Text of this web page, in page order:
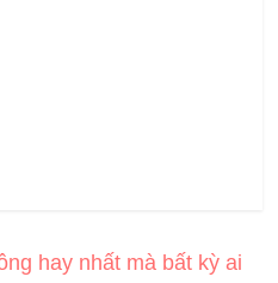
hay nhất mà bất kỳ ai